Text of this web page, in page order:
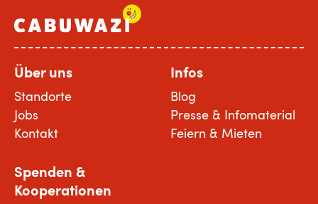
Über uns
Standorte
Jobs
Kontakt
Infos
Blog
Presse & Infomaterial
Feiern & Mieten
Spenden &
Kooperationen